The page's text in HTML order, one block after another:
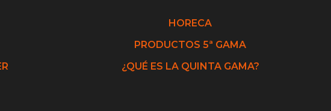
HORECA
PRODUCTOS 5ª GAMA
¿QUÉ ES LA QUINTA GAMA?